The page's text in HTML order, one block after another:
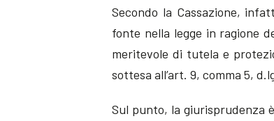
Secondo la Cassazione,
fonte nella legge in ragione
meritevole di tutela e
sottesa all’art. 9, comma 5,
Sul punto, la giurisprudenza